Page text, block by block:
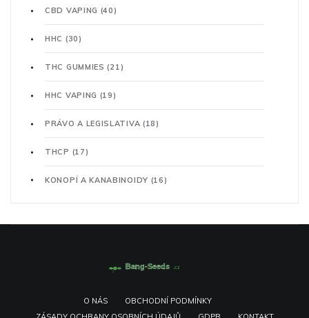
CBD VAPING (40)
HHC (30)
THC GUMMIES(21)
HHC VAPING (19)
PRÁVO A LEGISLATIVA (18)
THCP (17)
KONOPÍ A KANABINOIDY (16)
O NÁS
OBCHODNÍ PODMÍNKY